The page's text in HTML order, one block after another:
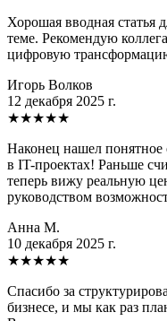
Хорошая вводная статья
теме. Рекомендую
цифровую
Игорь Волков
12 декабря 2025 г.
★★★★★
Наконец нашел понятное
в IT-проектах! Раньше
теперь вижу реальную
руководством
Анна М.
10 декабря 2025 г.
★★★★★
Спасибо за
бизнесе, и мы как раз